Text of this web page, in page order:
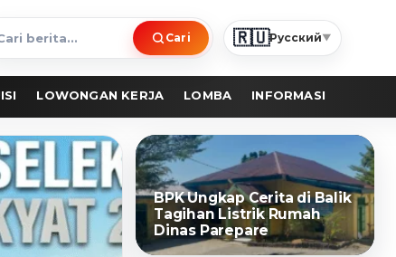
Cari 🇷🇺Русский▼
LOWONGAN KERJA LOMBA INFORMASI
BPK Ungkap Cerita di Balik
Tagihan Listrik Rumah
Dinas Parepare